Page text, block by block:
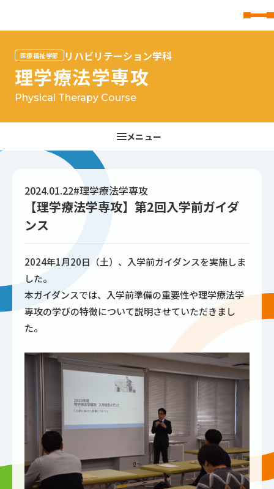
医療福祉学部 リハビリテーション学科
理学療法学専攻
Physical Therapy Course
2024.01.22#理学療法学専攻
【理学療法学専攻】第2回入学前ガイダ
ンス
2024年1月20日（土）、入学前ガイダンスを実施しま
した。
本ガイダンスでは、入学前準備の重要性や理学療法学
専攻の学びの特徴について説明させていただきまし
た。